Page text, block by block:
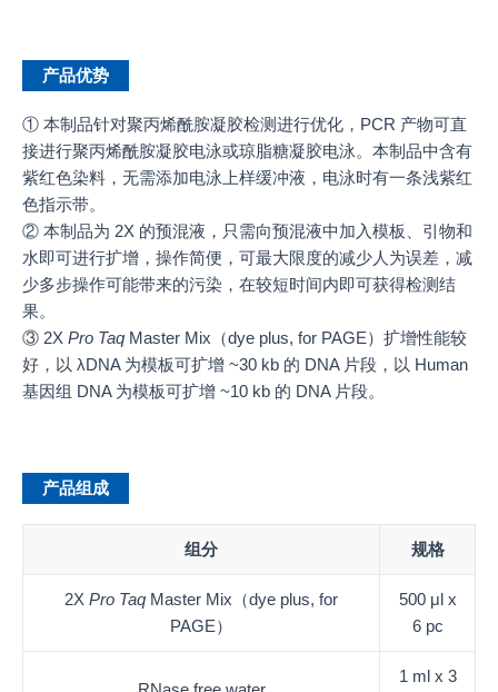
产品优势
① 本制品针对聚丙烯酰胺凝胶检测进行优化，PCR 产物可直
接进行聚丙烯酰胺凝胶电泳或琼脂糖凝胶电泳。本制品中含有
紫红色染料，无需添加电泳上样缓冲液，电泳时有一条浅紫红
色指示带。
② 本制品为 2X 的预混液，只需向预混液中加入模板、引物和
水即可进行扩增，操作简便，可最大限度的减少人为误差，减
少多步操作可能带来的污染，在较短时间内即可获得检测结
果。
③ 2X Pro Taq Master Mix（dye plus, for PAGE）扩增性能较
好，以 λDNA 为模板可扩增 ~30 kb 的 DNA 片段，以 Human
基因组 DNA 为模板可扩增 ~10 kb 的 DNA 片段。
产品组成
组分 规格
2X Pro Taq Master Mix（dye plus, for
PAGE）
500 μl x
6 pc
1 ml x 3